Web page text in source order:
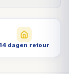
14 dagen retour